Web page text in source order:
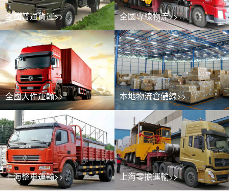
全國普通貨運>> 全國專線物流>>
全國大件運輸>> 本地物流倉儲線>>
上海整車運輸>> 上海零擔運輸>>